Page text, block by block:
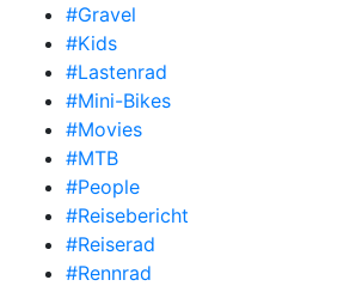
#Gravel
#Kids
#Lastenrad
#Mini-Bikes
#Movies
#MTB
#People
#Reisebericht
#Reiserad
#Rennrad